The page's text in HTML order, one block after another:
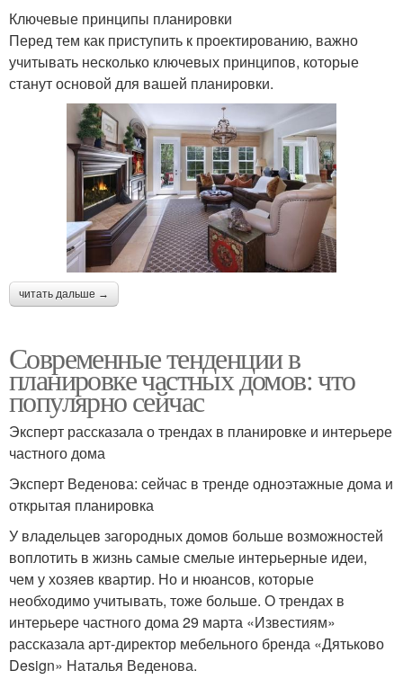
Ключевые принципы планировки
Перед тем как приступить к проектированию, важно
учитывать несколько ключевых принципов, которые
станут основой для вашей планировки.
читать дальше →
Современные тенденции в
планировке частных домов: что
популярно сейчас
Эксперт рассказала о трендах в планировке и интерьере
частного дома
Эксперт Веденова: сейчас в тренде одноэтажные дома и
открытая планировка
У владельцев загородных домов больше возможностей
воплотить в жизнь самые смелые интерьерные идеи,
чем у хозяев квартир. Но и нюансов, которые
необходимо учитывать, тоже больше. О трендах в
интерьере частного дома 29 марта «Известиям»
рассказала арт-директор мебельного бренда «Дятьково
Design» Наталья Веденова.